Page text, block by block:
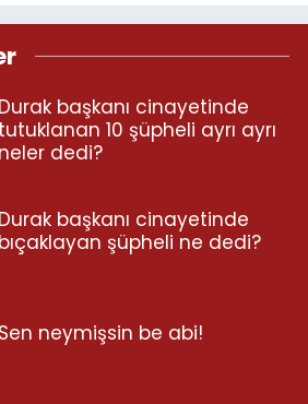
Durak başkanı cinayetinde
tutuklanan 10 şüpheli ayrı ayrı
neler dedi?
Durak başkanı cinayetinde
bıçaklayan şüpheli ne dedi?
Sen neymişsin be abi!